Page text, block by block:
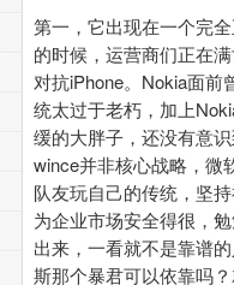
第一，它出现在一个完
的时候，运营商们正在
对抗iPhone。Nokia面前
统太过于老朽，加上
缓的大胖子，还没有意
wince并非核心战略，微
队友玩自己的传统，坚
为企业市场安全得很，
出来，一看就不是靠谱
斯那个暴君可以依靠吗